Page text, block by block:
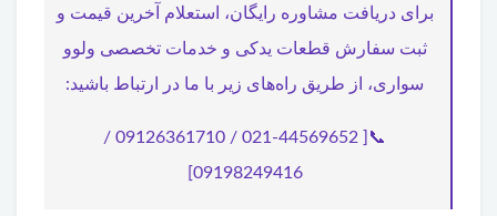
برای دریافت مشاوره رایگان، استعلام آخرین قیمت و
ثبت سفارش قطعات یدکی و خدمات تخصصی ولوو
سواری، از طریق راه‌های زیر با ما در ارتباط باشید:
📞[ 021-44569652 / 09126361710 /
09198249416]